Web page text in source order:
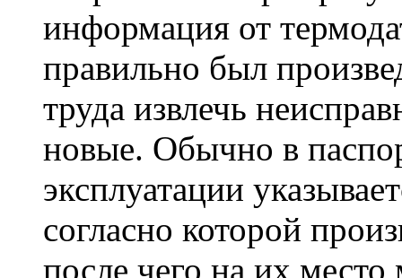
информация от
правильно был
труда извлечь
новые. Обычно в
эксплуатации
согласно которой
после чего на их